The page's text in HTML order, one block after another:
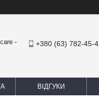
-
+380 (63) 782-45-
ВІДГУКИ